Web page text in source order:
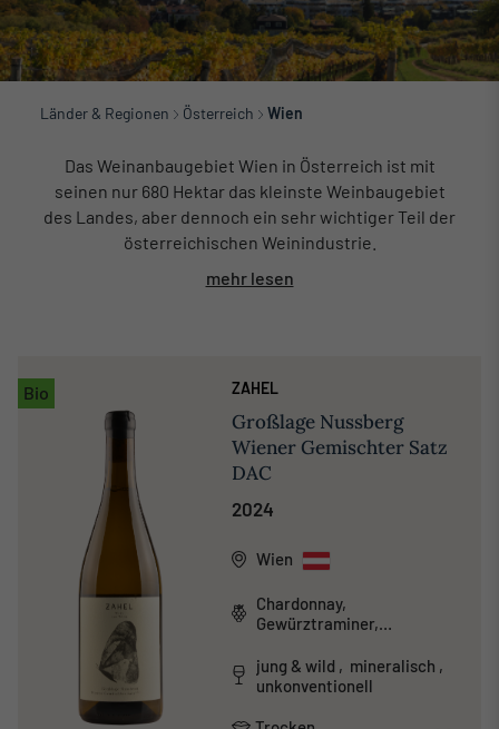
Länder & Regionen Österreich Wien
Das Weinanbaugebiet Wien in Österreich ist mit
seinen nur 680 Hektar das kleinste Weinbaugebiet
des Landes, aber dennoch ein sehr wichtiger Teil der
österreichischen Weinindustrie.
mehr lesen
Bio ZAHEL
Großlage Nussberg
Wiener Gemischter Satz
DAC
2024
Wien
Chardonnay,
Gewürztraminer,
Weißburgunder
jung & wild , mineralisch ,
unkonventionell